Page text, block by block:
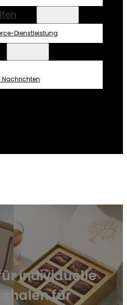
Dienstleistung
individuelle
für